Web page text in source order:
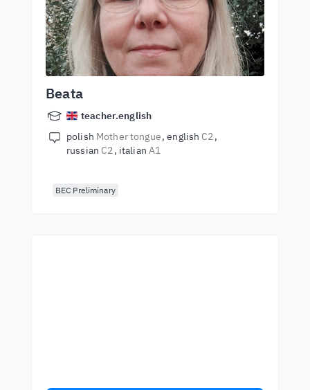
Beata
teacher.english
polish Mother tongue english C2
russian C2 italian A1
BEC Preliminary